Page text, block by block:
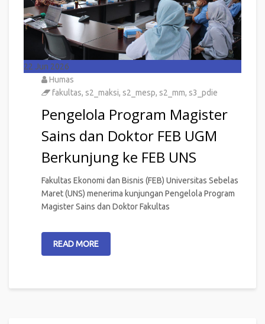
22 Jun 2026
Humas
fakultas, s2_maksi, s2_mesp, s2_mm, s3_pdie
Pengelola Program Magister
Sains dan Doktor FEB UGM
Berkunjung ke FEB UNS
Fakultas Ekonomi dan Bisnis (FEB) Universitas Sebelas
Maret (UNS) menerima kunjungan Pengelola Program
Magister Sains dan Doktor Fakultas
READ MORE